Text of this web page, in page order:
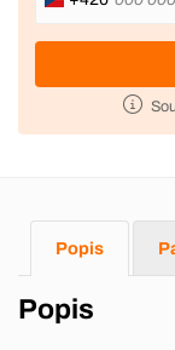
Popis
Popis